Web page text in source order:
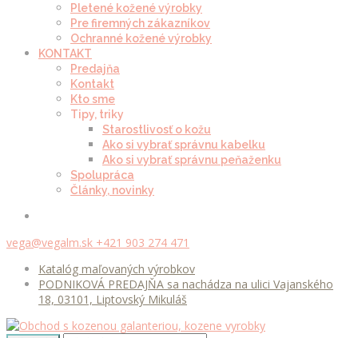
Pletené kožené výrobky
Pre firemných zákazníkov
Ochranné kožené výrobky
KONTAKT
Predajňa
Kontakt
Kto sme
Tipy, triky
Starostlivosť o kožu
Ako si vybrať správnu kabelku
Ako si vybrať správnu peňaženku
Spolupráca
Články, novinky
vega@vegalm.sk +421 903 274 471
Katalóg maľovaných výrobkov
PODNIKOVÁ PREDAJŇA sa nachádza na ulici Vajanského
18, 03101, Liptovský Mikuláš